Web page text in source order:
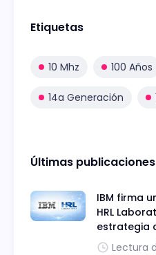
Etiquetas
10 Mhz 100 Años
14a Generación
Últimas publicaciones
IBM firma
HRL
estrategia
Lectura